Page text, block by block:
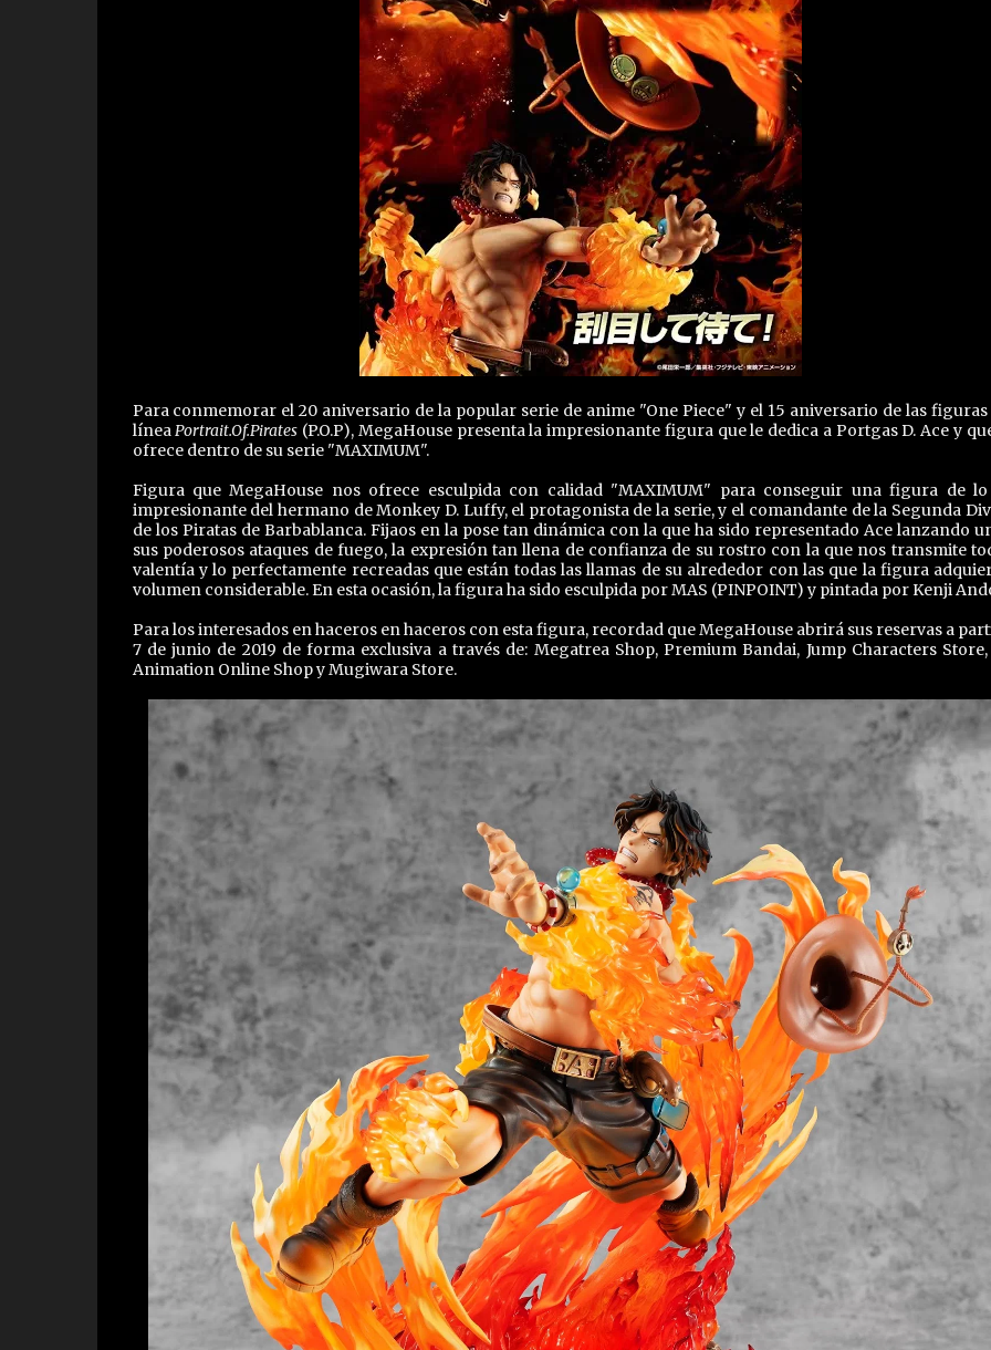
Para conmemorar el 20 aniversario de la popular serie de anime "One Piece" y el 15 aniversario de las figuras
líneaPortrait.Of.Pirates (P.O.P), MegaHouse presenta la impresionante figura que le dedica a Portgas D. Ace y
ofrece dentro de su serie "MAXIMUM".
Figura que MegaHouse nos ofrece esculpida con calidad "MAXIMUM" para conseguir una figura de lo
impresionante del hermano de Monkey D. Luffy, el protagonista de la serie, y el comandante de la Segunda
de los Piratas de Barbablanca. Fijaos en la pose tan dinámica con la que ha sido representado Ace lanzando
sus poderosos ataques de fuego, la expresión tan llena de confianza de su rostro con la que nos transmite
valentía y lo perfectamente recreadas que están todas las llamas de su alrededor con las que la figura
volumen considerable. En esta ocasión, la figura ha sido esculpida por MAS (PINPOINT) y pintada por Kenji
Para los interesados en haceros en haceros con esta figura, recordad que MegaHouse abrirá sus reservas a
7 de junio de 2019 de forma exclusiva a través de: Megatrea Shop, Premium Bandai, Jump Characters
Animation Online Shop y Mugiwara Store.